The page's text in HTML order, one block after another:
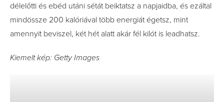
délelőtti és ebéd utáni sétát beiktatsz a napjaidba, és ezáltal
mindössze 200 kalóriával több energiát égetsz, mint
amennyit beviszel, két hét alatt akár fél kilót is leadhatsz.
Kiemelt kép: Getty Images